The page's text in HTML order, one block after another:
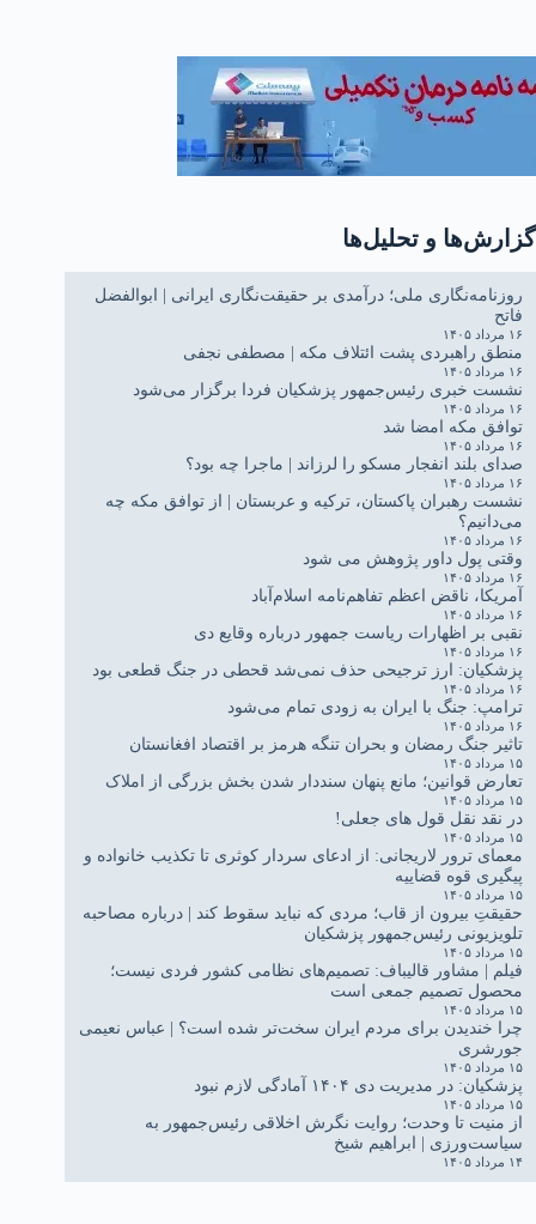
گزارش‌ها و تحلیل‌ها
روزنامه‌نگاری ملی؛ درآمدی بر حقیقت‌نگاری ایرانی | ابوالفضل
فاتح
۱۶ مرداد ۱۴۰۵
منطق راهبردی پشت ائتلاف مکه | مصطفی نجفی
۱۶ مرداد ۱۴۰۵
نشست خبری رئیس‌جمهور پزشکیان فردا برگزار می‌شود
۱۶ مرداد ۱۴۰۵
توافق مکه امضا شد
۱۶ مرداد ۱۴۰۵
صدای بلند انفجار مسکو را لرزاند | ماجرا چه بود؟
۱۶ مرداد ۱۴۰۵
نشست رهبران پاکستان، ترکیه و عربستان | از توافق مکه چه
می‌دانیم؟
۱۶ مرداد ۱۴۰۵
وقتی پول داور پژوهش می شود
۱۶ مرداد ۱۴۰۵
آمریکا، ناقض اعظم تفاهم‌نامه اسلام‌آباد
۱۶ مرداد ۱۴۰۵
نقبی بر اظهارات ریاست جمهور درباره وقایع دی
۱۶ مرداد ۱۴۰۵
پزشکیان: ارز ترجیحی حذف نمی‌شد قحطی در جنگ قطعی بود
۱۶ مرداد ۱۴۰۵
ترامپ: جنگ با ایران به زودی تمام می‌شود
۱۶ مرداد ۱۴۰۵
تاثیر جنگ رمضان و بحران تنگه هرمز بر اقتصاد افغانستان
۱۵ مرداد ۱۴۰۵
تعارض قوانین؛ مانع پنهان سنددار شدن بخش بزرگی از املاک
۱۵ مرداد ۱۴۰۵
در نقد نقل قول های جعلی!
۱۵ مرداد ۱۴۰۵
معمای ترور لاریجانی: از ادعای سردار کوثری تا تکذیب خانواده و
پیگیری قوه قضاییه
۱۵ مرداد ۱۴۰۵
حقیقتِ بیرون از قاب؛ مردی که نباید سقوط کند | درباره مصاحبه
تلویزیونی رئیس‌جمهور پزشکیان
۱۵ مرداد ۱۴۰۵
فیلم | مشاور قالیباف: تصمیم‌های نظامی کشور فردی نیست؛
محصول تصمیم جمعی است
۱۵ مرداد ۱۴۰۵
چرا خندیدن برای مردم ایران سخت‌تر شده است؟ | عباس نعیمی
جورشری
۱۵ مرداد ۱۴۰۵
پزشکیان: در مدیریت دی ۱۴۰۴ آمادگی لازم نبود
۱۵ مرداد ۱۴۰۵
از منیت تا وحدت؛ روایت نگرش اخلاقی رئیس‌جمهور به
سیاست‌ورزی | ابراهیم شیخ
۱۴ مرداد ۱۴۰۵